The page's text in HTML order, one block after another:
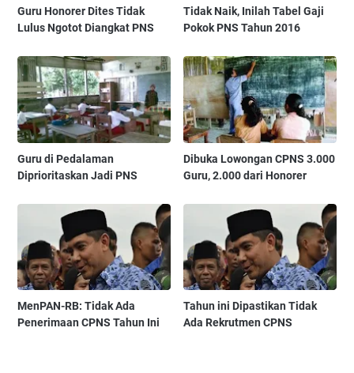
Guru Honorer Dites Tidak
Lulus Ngotot Diangkat PNS
Tidak Naik, Inilah Tabel Gaji
Pokok PNS Tahun 2016
Guru di Pedalaman
Diprioritaskan Jadi PNS
Dibuka Lowongan CPNS 3.000
Guru, 2.000 dari Honorer
MenPAN-RB: Tidak Ada
Penerimaan CPNS Tahun Ini
Tahun ini Dipastikan Tidak
Ada Rekrutmen CPNS